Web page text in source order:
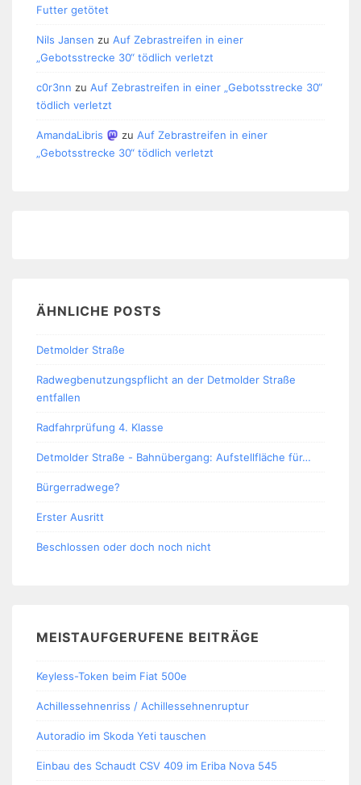
Futter getötet
Nils Jansen zu Auf Zebrastreifen in einer
„Gebotsstrecke 30“ tödlich verletzt
c0r3nn zu Auf Zebrastreifen in einer „Gebotsstrecke 30“
tödlich verletzt
AmandaLibris zu Auf Zebrastreifen in einer
„Gebotsstrecke 30“ tödlich verletzt
ÄHNLICHE POSTS
Detmolder Straße
Radwegbenutzungspflicht an der Detmolder Straße
entfallen
Radfahrprüfung 4. Klasse
Detmolder Straße - Bahnübergang: Aufstellfläche für…
Bürgerradwege?
Erster Ausritt
Beschlossen oder doch noch nicht
MEISTAUFGERUFENE BEITRÄGE
Keyless-Token beim Fiat 500e
Achillessehnenriss / Achillessehnenruptur
Autoradio im Skoda Yeti tauschen
Einbau des Schaudt CSV 409 im Eriba Nova 545